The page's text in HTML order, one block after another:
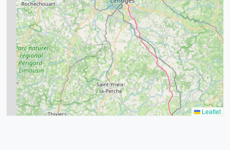
9
2
3
11
5
8
7
20
15
Leaflet